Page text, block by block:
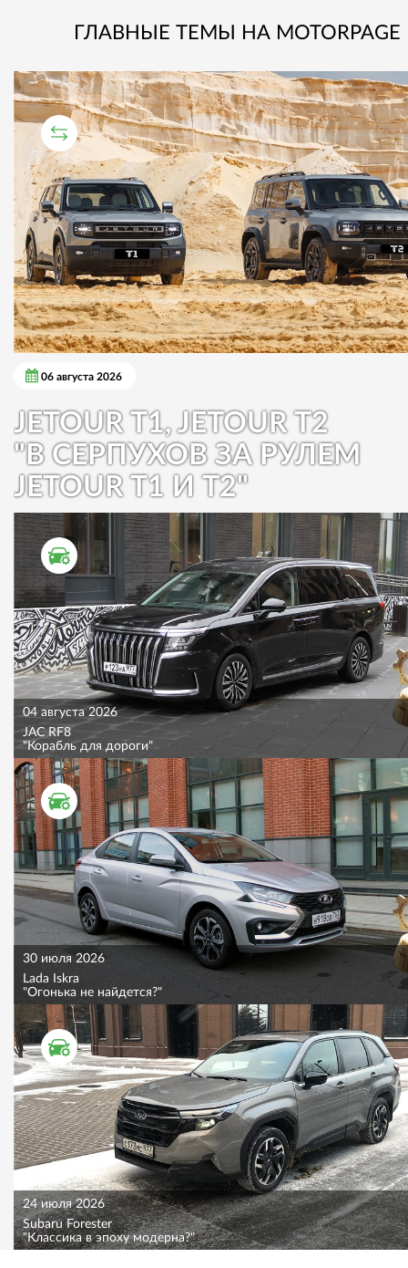
ГЛАВНЫЕ ТЕМЫ НА MOTORPAGE
СРАВНИТЕЛЬНЫЙ ТЕСТ
06 августа 2026
JETOUR T1, JETOUR T2
"В СЕРПУХОВ ЗА РУЛЕМ
JETOUR T1 И T2"
ТЕСТ ДРАЙВ
04 августа 2026
JAC RF8
"Корабль для дороги"
ТЕСТ ДРАЙВ
30 июля 2026
Lada Iskra
"Огонька не найдется?"
ТЕСТ ДРАЙВ
24 июля 2026
Subaru Forester
"Классика в эпоху модерна?"